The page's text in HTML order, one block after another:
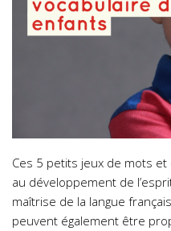
Ces 5 petits jeux de mots
au développement de
maîtrise de la langue
peuvent également être